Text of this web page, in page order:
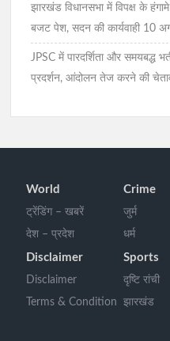
झारखंड विधानसभा में विपक्ष के
बजट पेश, सदन की कार्यवाही 10
JPSC में पारदर्शिता और समयबद्ध
प्रदर्शन, आंदोलन तेज करने की
World
ट्रेंडिंग – खबरें
देश – प्रदेश
Crime
जुर्म
धर्म
Disclaimer
Disclaimer
Terms & Condition
Sports
दृष्टि रांची
झारखंड